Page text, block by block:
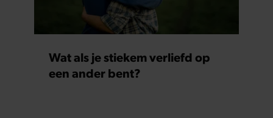
Wat als je stiekem verliefd op
een ander bent?